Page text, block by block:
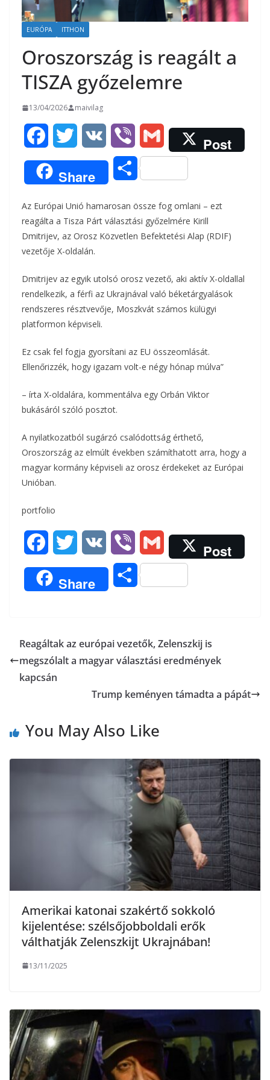
EURÓPA ITTHON
Oroszország is reagált a
TISZA győzelemre
13/04/2026 maivilag
a
c
e
b
o
o
k
w
i
t
t
e
r
K
i
b
e
r
m
a
i
l
Post
Share
O
s
z
e
Az Európai Unió hamarosan össze fog omlani – ezt
reagálta a Tisza Párt választási győzelmére Kirill
Dmitrijev, az Orosz Közvetlen Befektetési Alap (RDIF)
vezetője X-oldalán.
Dmitrijev az egyik utolsó orosz vezető, aki aktív X-oldallal
rendelkezik, a férfi az Ukrajnával való béketárgyalások
rendszeres résztvevője, Moszkvát számos külügyi
platformon képviseli.
Ez csak fel fogja gyorsítani az EU összeomlását.
Ellenőrizzék, hogy igazam volt-e négy hónap múlva”
– írta X-oldalára, kommentálva egy Orbán Viktor
bukásáról szóló posztot.
A nyilatkozatból sugárzó csalódottság érthető,
Oroszország az elmúlt években számíthatott arra, hogy a
magyar kormány képviseli az orosz érdekeket az Európai
Unióban.
portfolio
a
c
b
o
w
i
t
e
K
i
b
r
m
a
l
Post
Share
O
z
m
Reagáltak az európai vezetők, Zelenszkij is
megszólalt a magyar választási eredmények
kapcsán
Trump keményen támadta a pápát
You May Also Like
Amerikai katonai szakértő sokkoló
kijelentése: szélsőjobboldali erők
válthatják Zelenszkijt Ukrajnában!
13/11/2025